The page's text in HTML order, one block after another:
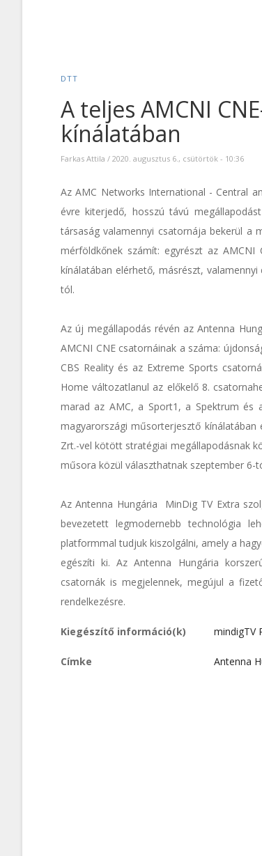
DTT
A teljes AMCNI
kínálatában
Farkas Attila / 2020. augusztus 6., csütörtök - 10:36
Az AMC Networks International - Central
évre kiterjedő, hosszú távú
társaság valamennyi csatornája bekerül a
mérföldkőnek számít: egyrészt az
kínálatában elérhető, másrészt,
tól.
Az új megállapodás révén az Antenna
AMCNI CNE csatornáinak a száma:
CBS Reality és az Extreme Sports
Home változatlanul az előkelő 8.
marad az AMC, a Sport1, a Spektrum és
magyarországi műsorterjesztő
Zrt.-vel kötött stratégiai megállapodásnak
műsora közül választhatnak szeptember 6-
Az Antenna Hungária MinDig TV Extra
bevezetett legmodernebb technológia
platformmal tudjuk kiszolgálni, amely a
egészíti ki. Az Antenna Hungária
csatornák is megjelennek, megújul a
rendelkezésre.
Kiegészítő információ(k) mindigTV
Címke Antenna